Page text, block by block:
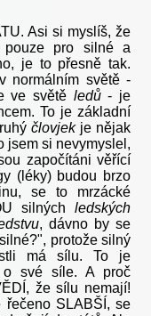
Asi si myslíš, že
pouze pro silné a
je to přesně tak.
normálním světě -
ve světě ledů- je
To je základní
človjek je nějak
jsem si nevymyslel,
započítáni věřící
(léky) budou brzo
se to mrzácké
silnýchledských
, dávno by se
protože silný
má sílu. To je
o své síle. A proč
že sílu nemají!
řečeno SLABŠÍ, se